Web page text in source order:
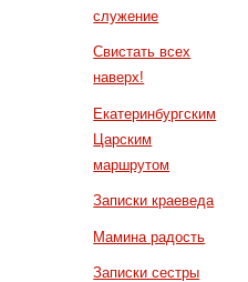
служение
Свистать всех
наверх!
Екатеринбургским
Царским
маршрутом
Записки краеведа
Мамина радость
Записки сестры